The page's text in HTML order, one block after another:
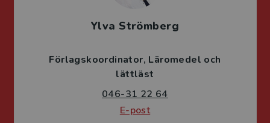
Ylva Strömberg
Förlagskoordinator Läromedel och
lättläst
046-31 22 64
E-post